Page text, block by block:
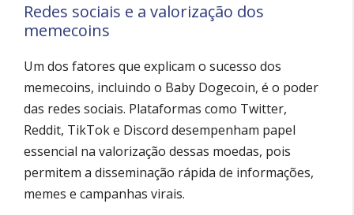
Redes sociais e a valorização dos
memecoins
Um dos fatores que explicam o sucesso dos
memecoins, incluindo o Baby Dogecoin, é o poder
das redes sociais. Plataformas como Twitter,
Reddit, TikTok e Discord desempenham papel
essencial na valorização dessas moedas, pois
permitem a disseminação rápida de informações,
memes e campanhas virais.